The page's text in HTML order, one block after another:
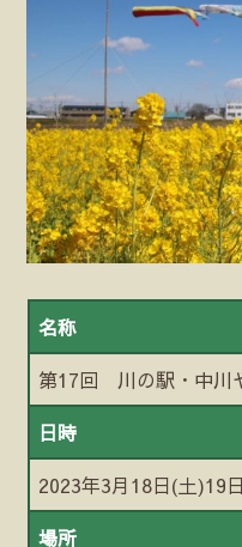
名称
第17回 川の駅・中川
日時
2023年3月18日(土)19
場所